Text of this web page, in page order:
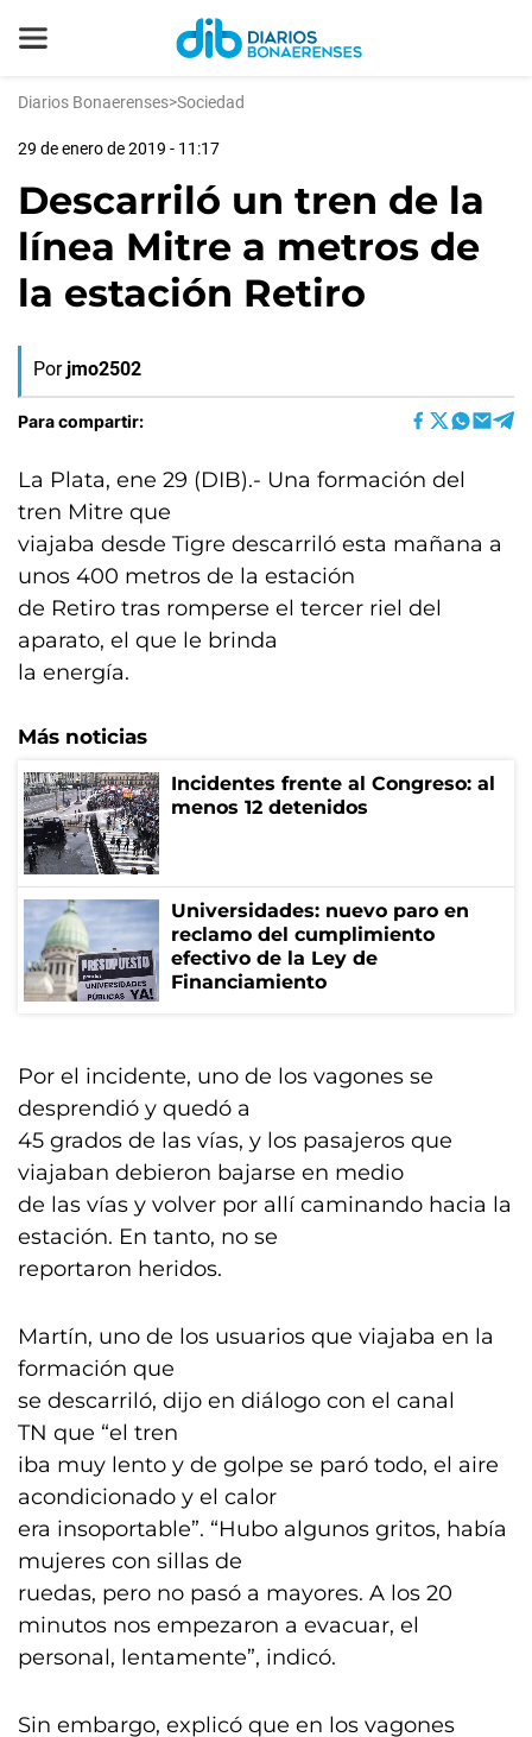
Diarios Bonaerenses>Sociedad
29 de enero de 2019 - 11:17
Descarriló un tren de la
línea Mitre a metros de
la estación Retiro
Por jmo2502
Para compartir:
La Plata, ene 29 (DIB).- Una formación del
tren Mitre que
viajaba desde Tigre descarriló esta mañana a
unos 400 metros de la estación
de Retiro tras romperse el tercer riel del
aparato, el que le brinda
la energía.
Más noticias
Incidentes frente al Congreso: al
menos 12 detenidos
Universidades: nuevo paro en
reclamo del cumplimiento
efectivo de la Ley de
Financiamiento
Por el incidente, uno de los vagones se
desprendió y quedó a
45 grados de las vías, y los pasajeros que
viajaban debieron bajarse en medio
de las vías y volver por allí caminando hacia la
estación. En tanto, no se
reportaron heridos.
Martín, uno de los usuarios que viajaba en la
formación que
se descarriló, dijo en diálogo con el canal
TN que “el tren
iba muy lento y de golpe se paró todo, el aire
acondicionado y el calor
era insoportable”. “Hubo algunos gritos, había
mujeres con sillas de
ruedas, pero no pasó a mayores. A los 20
minutos nos empezaron a evacuar, el
personal, lentamente”, indicó.
Sin embargo, explicó que en los vagones